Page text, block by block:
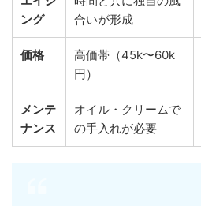
ング
合いが形成
価格
高価帯（45k〜60k
円）
メンテ
ナンス
オイル・クリームで
の手入れが必要